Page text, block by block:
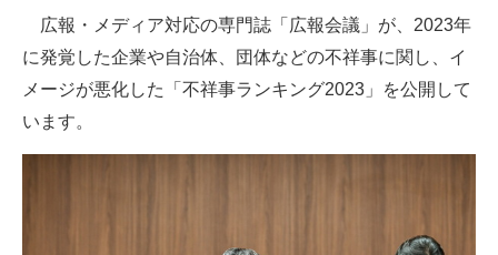
スマホと通信の最新トレンド
進化するPCとデバイスの未来
広報・メディア対応の専門誌「広報会議」が、2023年
に発覚した企業や自治体、団体などの不祥事に関し、イ
メージが悪化した「不祥事ランキング2023」を公開して
います。